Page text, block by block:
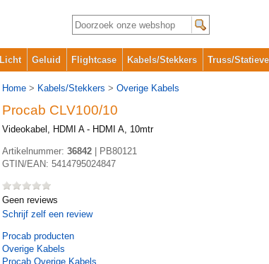
Licht Geluid Flightcase Kabels/Stekkers Truss/
Home > Kabels/Stekkers > Overige Kabels
Procab CLV100/10
Videokabel, HDMI A - HDMI A, 10mtr
Artikelnummer: 36842
PB80121
GTIN/EAN: 5414795024847
Geen reviews
Schrijf zelf een review
Procab producten
Overige Kabels
Procab Overige Kabels